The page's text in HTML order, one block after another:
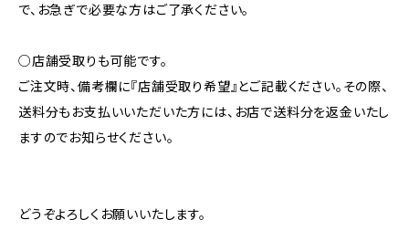
で、お急ぎで必要な方はご了承ください。
○店舗受取りも可能です。
ご注文時、備考欄に『店舗受取り希望』とご記載ください。その際、
送料分もお支払いいただいた方には、お店で送料分を返金いたし
ますのでお知らせください。
どうぞよろしくお願いいたします。